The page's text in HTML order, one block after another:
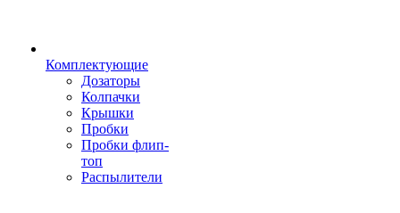
Комплектующие
Дозаторы
Колпачки
Крышки
Пробки
Пробки флип-
топ
Распылители